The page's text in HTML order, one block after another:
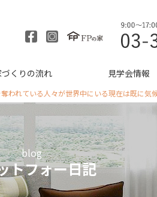
づくりの流れ 見学会情報
われている人々が世界中にいる現在は既に気候
blog
トフォー日記